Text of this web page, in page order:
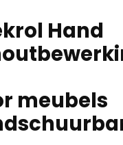
Hand
meubels